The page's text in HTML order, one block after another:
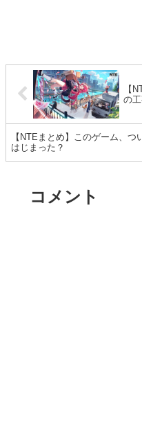
【
の
【NTEまとめ】このゲーム、つ
はじまった？
コメント